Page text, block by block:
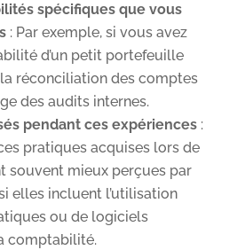
spécifiques que vous
: Par exemple, si vous avez
d’un petit portefeuille
réconciliation des comptes
des audits internes.
pendant ces expériences:
pratiques acquises lors de
souvent mieux perçues par
elles incluent l’utilisation
ou de logiciels
comptabilité.